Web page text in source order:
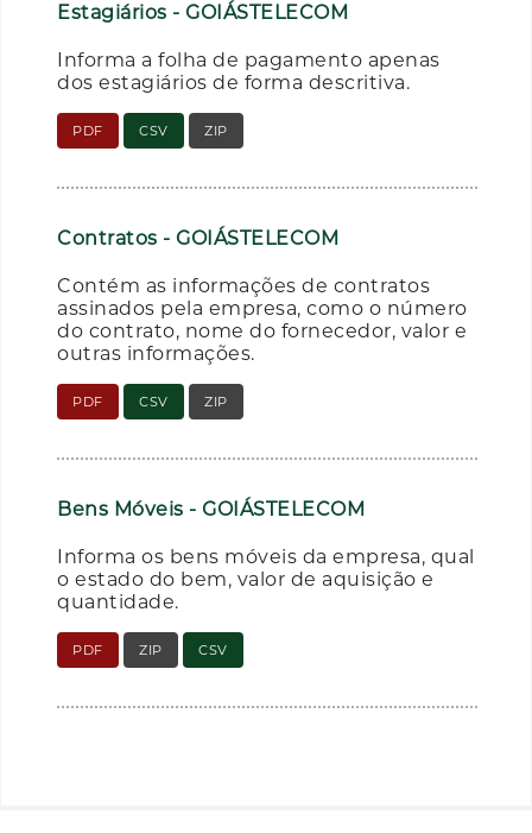
Estagiários - GOIÁSTELECOM
Informa a folha de pagamento apenas
dos estagiários de forma descritiva.
PDF CSV ZIP
Contratos - GOIÁSTELECOM
Contém as informações de contratos
assinados pela empresa, como o número
do contrato, nome do fornecedor, valor e
outras informações.
PDF CSV ZIP
Bens Móveis - GOIÁSTELECOM
Informa os bens móveis da empresa, qual
o estado do bem, valor de aquisição e
quantidade.
PDF ZIP CSV